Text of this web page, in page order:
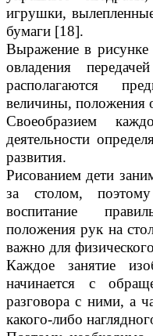
игрушки,
бумаги [18].
Выражение в рисунке
овладения
располагаются
величины, положения
Своеобразием
деятельности
развития.
Рисованием дети
за столом,
воспитание
положения рук на
важно для
Каждое занятие
начинается с
разговора с ними, а
какого-либо